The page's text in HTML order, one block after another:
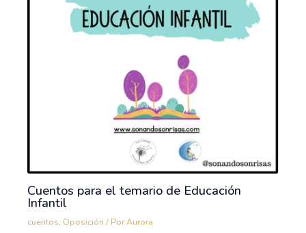
Cuentos para el temario de Educación
Infantil
cuentos, Oposición / PorAurora